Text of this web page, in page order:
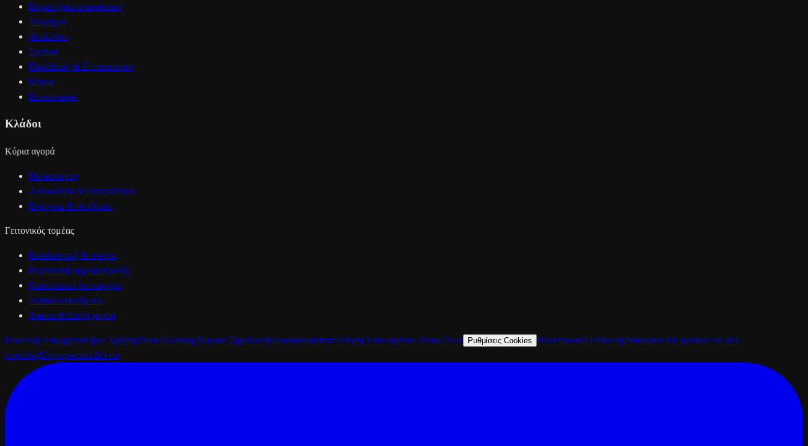
Εργαστήριο αποφάσεων
Τεκμήρια
Αναλύσεις
Σχετικά
Παράδοση & Εμπιστοσύνη
Πόροι
Επικοινωνία
Κλάδοι
Κύρια αγορά
Μεταποίηση
Αυτοκίνητο & κινητικότητα
Ενέργεια & υποδομές
Γειτονικός τομέας
Εφοδιαστική & στόλοι
Ρομποτική αγροδιατροφής
Ναυτιλιακές λειτουργίες
Αστικά συστήματα
Άμυνα & διπλή χρήση
Πολιτική ΑπορρήτουΌροι ΧρήσηςΌροι ΠώλησηςΝομική ΣημείωσηΠροσβασιμότηταΑίτηση Υποκειμένου Δεδομένων Ρυθμίσεις Cookies Ηλεκτρονική Επίλυση Διαφορών ΕΕ (ανοίγει σε νέα
καρτέλα)Ενημερωτικό Δελτίο